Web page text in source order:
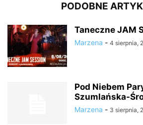
PODOBNE
Taneczne JAM
Marzena - 4 sierpnia,
Pod Niebem
Szumlańska-
Marzena - 3 sierpnia,